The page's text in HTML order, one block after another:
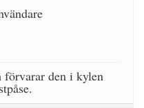
förvarar den i kylen